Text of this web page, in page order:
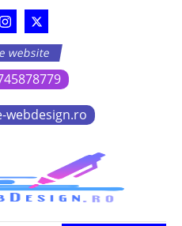
website
webdesign.ro